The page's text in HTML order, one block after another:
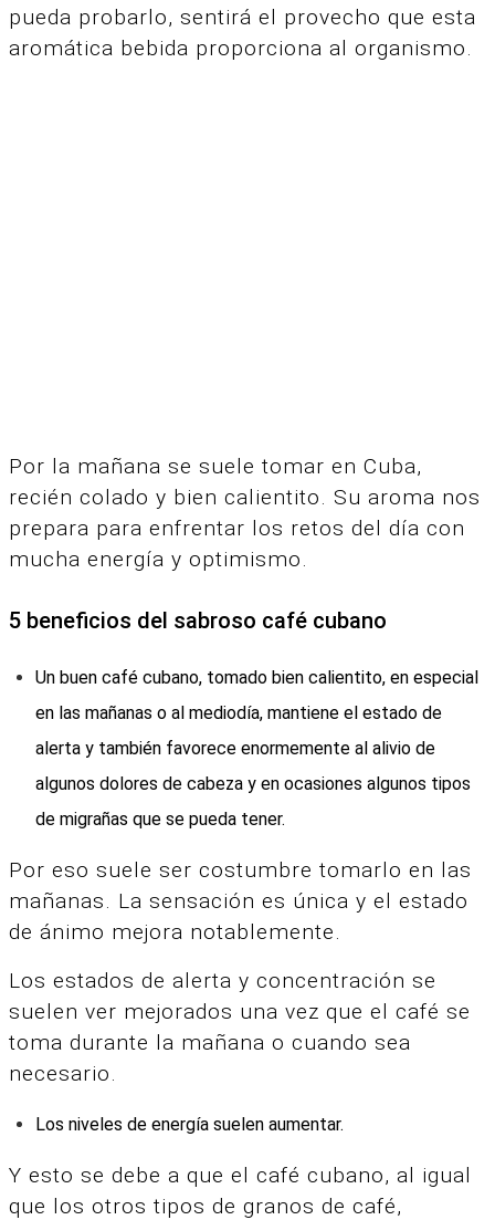
pueda probarlo, sentirá el provecho que esta
aromática bebida proporciona al organismo.
Por la mañana se suele tomar en Cuba,
recién colado y bien calientito. Su aroma nos
prepara para enfrentar los retos del día con
mucha energía y optimismo.
5 beneficios del sabroso café cubano
Un buen café cubano, tomado bien calientito, en especial
en las mañanas o al mediodía, mantiene el estado de
alerta y también favorece enormemente al alivio de
algunos dolores de cabeza y en ocasiones algunos tipos
de migrañas que se pueda tener.
Por eso suele ser costumbre tomarlo en las
mañanas. La sensación es única y el estado
de ánimo mejora notablemente.
Los estados de alerta y concentración se
suelen ver mejorados una vez que el café se
toma durante la mañana o cuando sea
necesario.
Los niveles de energía suelen aumentar.
Y esto se debe a que el café cubano, al igual
que los otros tipos de granos de café,